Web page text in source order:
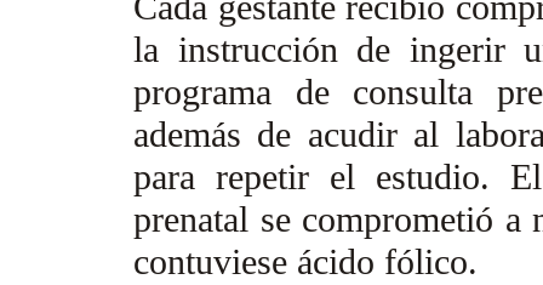
la instrucción de ingerir
programa de consulta
además de acudir al
para repetir el estudio.
prenatal se comprometió a
contuviese ácido fólico.